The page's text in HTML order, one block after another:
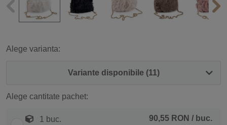
Alege varianta:
Variante disponibile (11)
Alege cantitate pachet:
1 buc. 90,55 RON / buc.